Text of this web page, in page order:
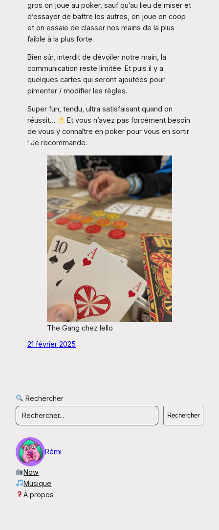
gros on joue au poker, sauf qu’au lieu de miser et
d’essayer de battre les autres, on joue en coop
et on essaie de classer nos mains de la plus
faible à la plus forte.
Bien sûr, interdit de dévoiler notre main, la
communication reste limitée. Et puis il y a
quelques cartes qui seront ajoutées pour
pimenter / modifier les règles.
Super fun, tendu, ultra satisfaisant quand on
réussit…
Et vous n’avez pas forcément besoin
de vous y connaître en poker pour vous en sortir
! Je recommande.
The Gang chez Iello
21 février 2025
Rechercher
Rechercher
Rémi
Now
Musique
À propos